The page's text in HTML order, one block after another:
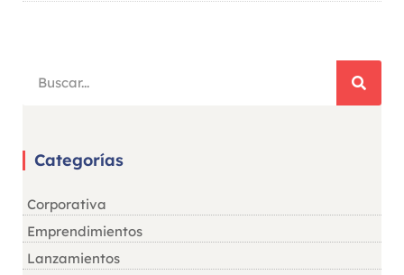
Categorías
Corporativa
Emprendimientos
Lanzamientos